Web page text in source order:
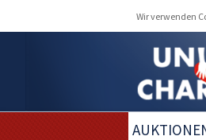
Wir verwenden